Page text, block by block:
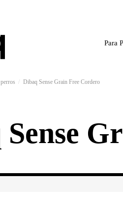
Para
Dibaq Sense Grain Free Cordero